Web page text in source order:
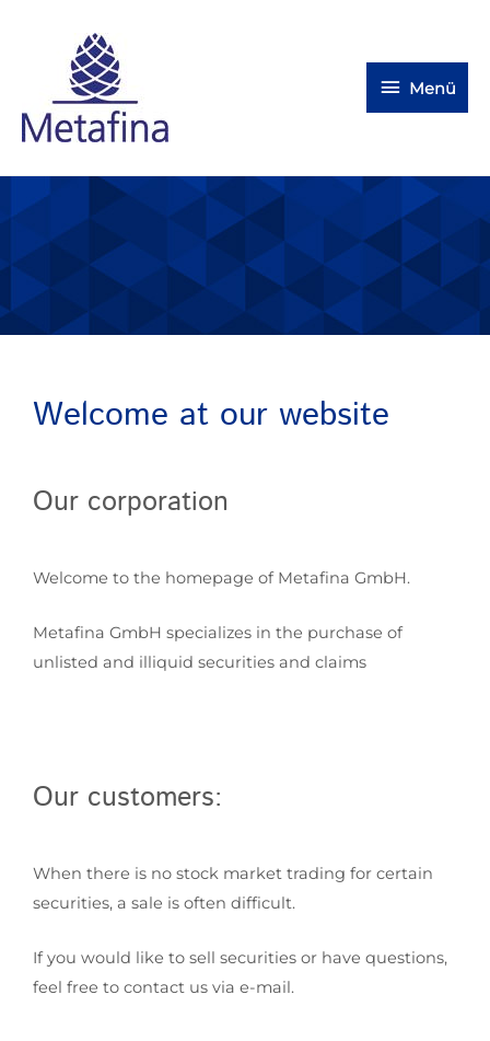
Menü
Welcome at our website
Our corporation
Welcome to the homepage of Metafina GmbH.
Metafina GmbH specializes in the purchase of
unlisted and illiquid securities and claims
Our customers:
When there is no stock market trading for certain
securities, a sale is often difficult.
If you would like to sell securities or have questions,
feel free to contact us via e-mail.